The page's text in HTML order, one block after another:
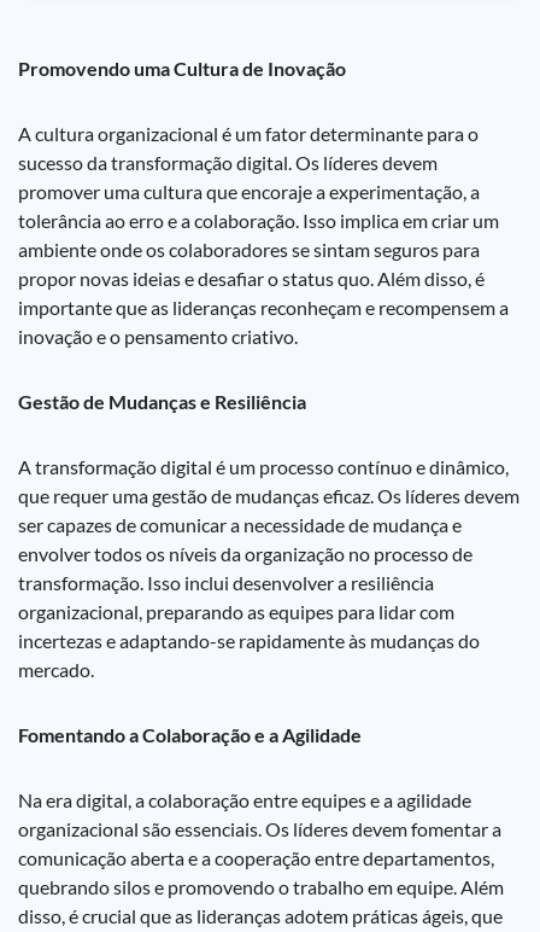
Promovendo uma Cultura de Inovação
A cultura organizacional é um fator determinante para o
sucesso da transformação digital. Os líderes devem
promover uma cultura que encoraje a experimentação, a
tolerância ao erro e a colaboração. Isso implica em criar um
ambiente onde os colaboradores se sintam seguros para
propor novas ideias e desafiar o status quo. Além disso, é
importante que as lideranças reconheçam e recompensem a
inovação e o pensamento criativo.
Gestão de Mudanças e Resiliência
A transformação digital é um processo contínuo e dinâmico,
que requer uma gestão de mudanças eficaz. Os líderes devem
ser capazes de comunicar a necessidade de mudança e
envolver todos os níveis da organização no processo de
transformação. Isso inclui desenvolver a resiliência
organizacional, preparando as equipes para lidar com
incertezas e adaptando-se rapidamente às mudanças do
mercado.
Fomentando a Colaboração e a Agilidade
Na era digital, a colaboração entre equipes e a agilidade
organizacional são essenciais. Os líderes devem fomentar a
comunicação aberta e a cooperação entre departamentos,
quebrando silos e promovendo o trabalho em equipe. Além
disso, é crucial que as lideranças adotem práticas ágeis, que